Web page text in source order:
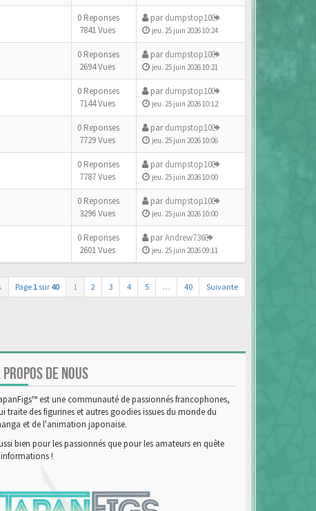
0 Reponses
7841 Vues
pardumpstop10
jeu. 25 juin 2026 10:24
0 Reponses
2694 Vues
pardumpstop10
jeu. 25 juin 2026 10:21
0 Reponses
7144 Vues
pardumpstop10
jeu. 25 juin 2026 10:12
0 Reponses
7729 Vues
pardumpstop10
jeu. 25 juin 2026 10:06
0 Reponses
7787 Vues
pardumpstop10
jeu. 25 juin 2026 10:00
0 Reponses
3296 Vues
pardumpstop10
jeu. 25 juin 2026 10:00
0 Reponses
2601 Vues
parAndrew736
jeu. 25 juin 2026 09:11
Page 1 sur 40 1 2 3 4 5 … 40 Suivante
DE NOUS
est une communauté de passionnés francophones,
traite des figurines et autres goodies issues du monde du
et de l'animation japonaise.
bien pour les passionnés que pour les amateurs en quête
!